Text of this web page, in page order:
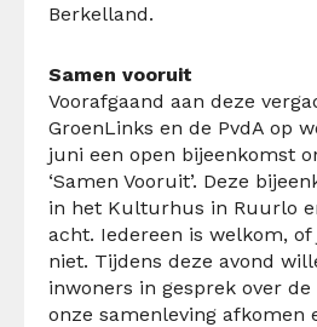
Berkelland.
Samen vooruit
Voorafgaand aan deze
GroenLinks en de PvdA op
juni een open bijeenkomst
‘Samen Vooruit’. Deze
in het Kulturhus in Ruurlo
acht. Iedereen is welkom,
niet. Tijdens deze avond
inwoners in gesprek over
onze samenleving afkomen